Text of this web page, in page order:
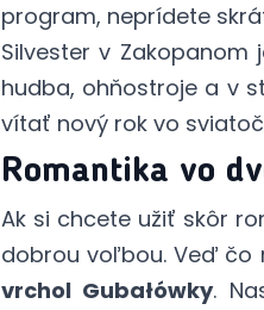
program, neprídete
Silvester v Zakopanom
hudba, ohňostroje a v
vítať nový rok vo
Romantika vo
Ak si chcete užiť skôr
dobrou voľbou. Veď čo
vrchol Gubałówky.